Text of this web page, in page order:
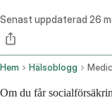
Senast uppdaterad 26
Hem Hälsoblogg
Om du får